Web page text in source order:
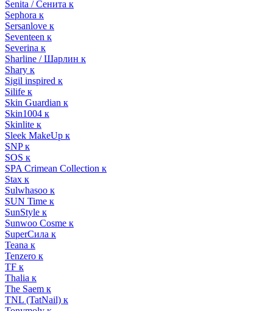
Senita / Сенита к
Sephora к
Sersanlove к
Seventeen к
Severina к
Sharline / Шарлин к
Shary к
Sigil inspired к
Silife к
Skin Guardian к
Skin1004 к
Skinlite к
Sleek MakeUp к
SNP к
SOS к
SPA Crimean Collection к
Stax к
Sulwhasoo к
SUN Time к
SunStyle к
Sunwoo Cosme к
SuperСила к
Teana к
Tenzero к
TF к
Thalia к
The Saem к
TNL (TatNail) к